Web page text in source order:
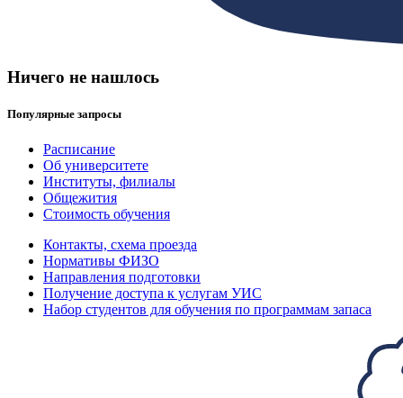
Ничего не нашлось
Популярные запросы
Расписание
Об университете
Институты, филиалы
Общежития
Стоимость обучения
Контакты, схема проезда
Нормативы ФИЗО
Направления подготовки
Получение доступа к услугам УИС
Набор студентов для обучения по программам запаса